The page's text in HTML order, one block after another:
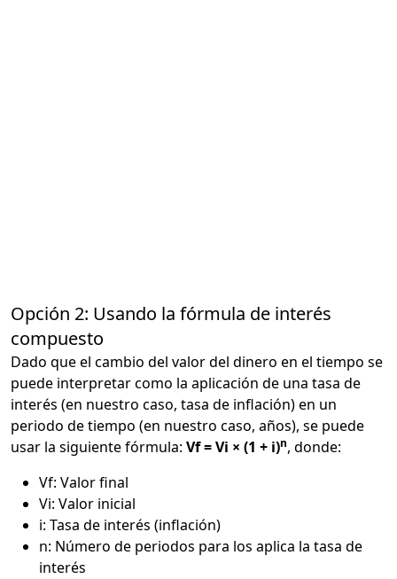
Opción 2: Usando la fórmula de interés
compuesto
Dado que el cambio del valor del dinero en el tiempo se
puede interpretar como la aplicación de una tasa de
interés (en nuestro caso, tasa de inflación) en un
periodo de tiempo (en nuestro caso, años), se puede
usar la siguiente fórmula: Vf = Vi × (1 + i)n, donde:
Vf: Valor final
Vi: Valor inicial
i: Tasa de interés (inflación)
n: Número de periodos para los aplica la tasa de
interés